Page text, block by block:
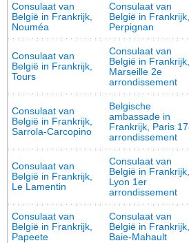
Consulaat van
België in Frankrijk,
Nouméa
Consulaat van
België in Frankrijk,
Perpignan
Consulaat van
België in Frankrijk,
Tours
Consulaat van
België in Frankrijk,
Marseille 2e
arrondissement
Consulaat van
België in Frankrijk,
Sarrola-Carcopino
Belgische
ambassade in
Frankrijk, Paris
arrondissement
Consulaat van
België in Frankrijk,
Le Lamentin
Consulaat van
België in Frankrijk,
Lyon 1er
arrondissement
Consulaat van
België in Frankrijk,
Papeete
Consulaat van
België in Frankrijk,
Baie-Mahault